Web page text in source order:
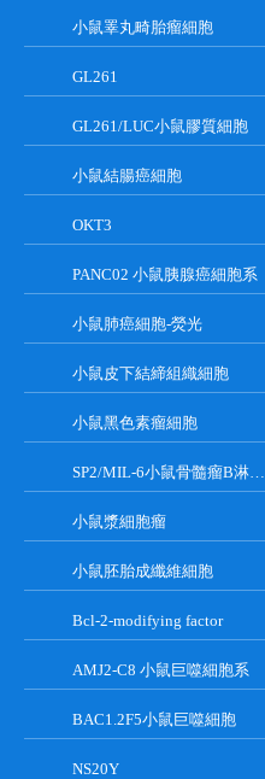
小鼠睪丸畸胎瘤細胞
GL261
GL261/LUC小鼠膠質細胞
小鼠結腸癌細胞
OKT3
PANC02 小鼠胰腺癌細胞系
小鼠肺癌細胞-熒光
小鼠皮下結締組織細胞
小鼠黑色素瘤細胞
SP2/MIL-6小鼠骨髓瘤B淋巴懸浮細胞系
小鼠漿細胞瘤
小鼠胚胎成纖維細胞
Bcl-2-modifying factor
AMJ2-C8 小鼠巨噬細胞系
BAC1.2F5小鼠巨噬細胞
NS20Y